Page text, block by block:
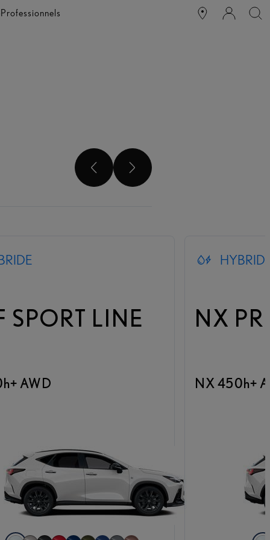
Professionnels
DÉFILEMENTDÉFILEMENT
SPORT LINE
AWD
NX
NX 450h+